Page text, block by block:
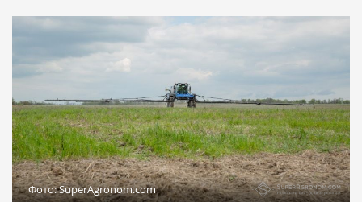
Фото: SuperAgronom.com